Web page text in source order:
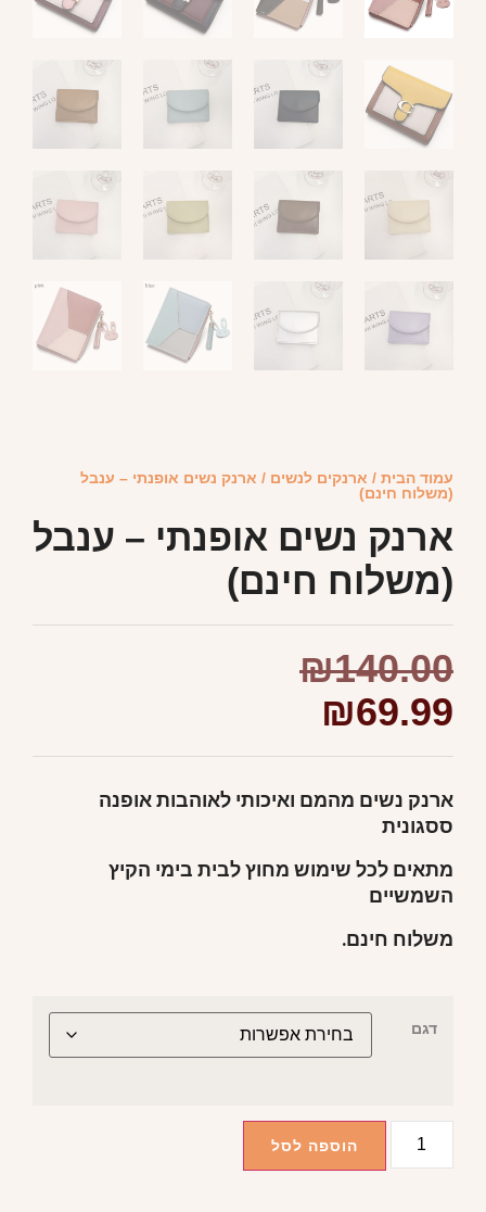
עמוד הבית / ארנקים לנשים / ארנק נשים אופנתי – ענבל
(משלוח חינם)
ארנק נשים אופנתי – ענבל
(משלוח חינם)
₪140.00
₪69.99
ארנק נשים מהמם ואיכותי לאוהבות אופנה
ססגונית
מתאים לכל שימוש מחוץ לבית בימי הקיץ
השמשיים
משלוח חינם.
דגם
הוספה לסל